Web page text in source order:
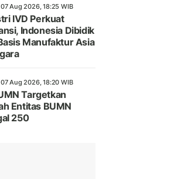
Aug 2026, 18:25 WIB
IVD Perkuat
Indonesia Dibidik
Manufaktur Asia
Aug 2026, 18:20 WIB
Targetkan
Entitas BUMN
250